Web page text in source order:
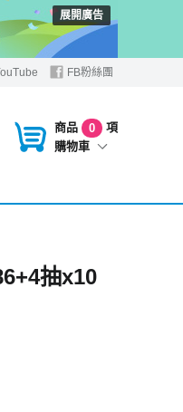
展開廣告
FB粉絲團
商品 0
項
購物車
抽x10